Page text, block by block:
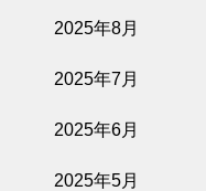
2025年8月
2025年7月
2025年6月
2025年5月